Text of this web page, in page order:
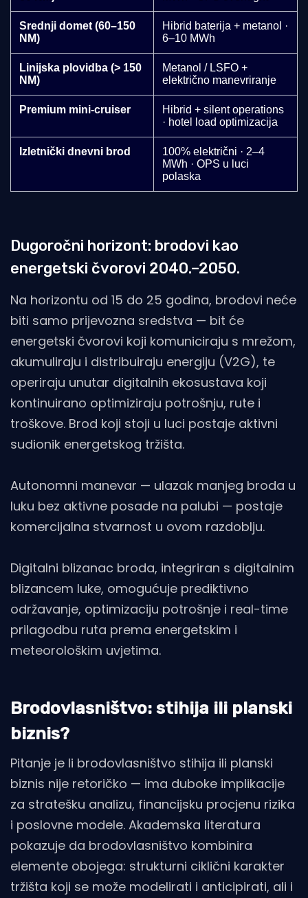
Srednji domet (60–150
NM)
Hibrid baterija + metanol ·
6–10 MWh
Linijska plovidba (> 150
NM)
Metanol / LSFO +
električno manevriranje
Premium mini-cruiser
Hibrid + silent operations
· hotel load optimizacija
Izletnički dnevni brod
100% električni · 2–4
MWh · OPS u luci
polaska
Dugoročni horizont: brodovi kao
energetski čvorovi 2040.–2050.
Na horizontu od 15 do 25 godina, brodovi neće
biti samo prijevozna sredstva — bit će
energetski čvorovi koji komuniciraju s mrežom,
akumuliraju i distribuiraju energiju (V2G), te
operiraju unutar digitalnih ekosustava koji
kontinuirano optimiziraju potrošnju, rute i
troškove. Brod koji stoji u luci postaje aktivni
sudionik energetskog tržišta.
Autonomni manevar — ulazak manjeg broda u
luku bez aktivne posade na palubi — postaje
komercijalna stvarnost u ovom razdoblju.
Digitalni blizanac broda, integriran s digitalnim
blizancem luke, omogućuje prediktivno
održavanje, optimizaciju potrošnje i real-time
prilagodbu ruta prema energetskim i
meteorološkim uvjetima.
Brodovlasništvo: stihija ili planski
biznis?
Pitanje je li brodovlasništvo stihija ili planski
biznis nije retoričko — ima duboke implikacije
za stratešku analizu, financijsku procjenu rizika
i poslovne modele. Akademska literatura
pokazuje da brodovlasništvo kombinira
elemente obojega: strukturni ciklični karakter
tržišta koji se može modelirati i anticipirati, ali i